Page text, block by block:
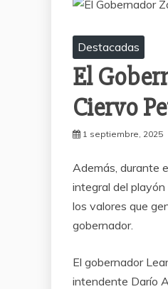
Destacadas
El
Ciervo
1 septiembre, 2025
Además, durante
integral del
los valores que
gobernador.
El gobernador
intendente Darío